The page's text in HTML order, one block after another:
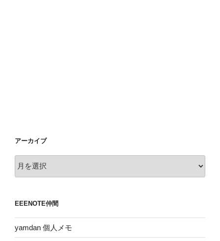
アーカイブ
ー
ブ
EEENOTE仲間
yamdan 個人メモ